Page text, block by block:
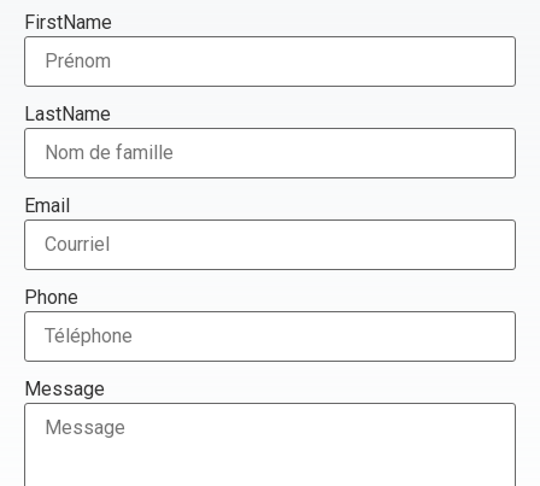
FirstName
LastName
Email
Phone
Message